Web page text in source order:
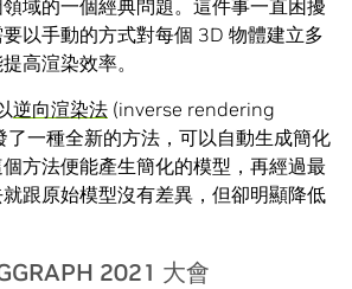
域的一個經典問題。這件事一直困擾
以手動的方式對每個 3D 物體建立多
高渲染效率。
逆向渲染法 (inverse rendering
一種全新的方法，可以自動生成簡化
方法便能產生簡化的模型，再經過最
跟原始模型沒有差異，但卻明顯降低
2021 大會